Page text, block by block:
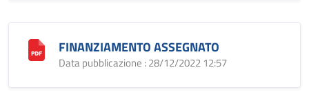
FINANZIAMENTO ASSEGNATO
Data pubblicazione : 28/12/2022 12:57